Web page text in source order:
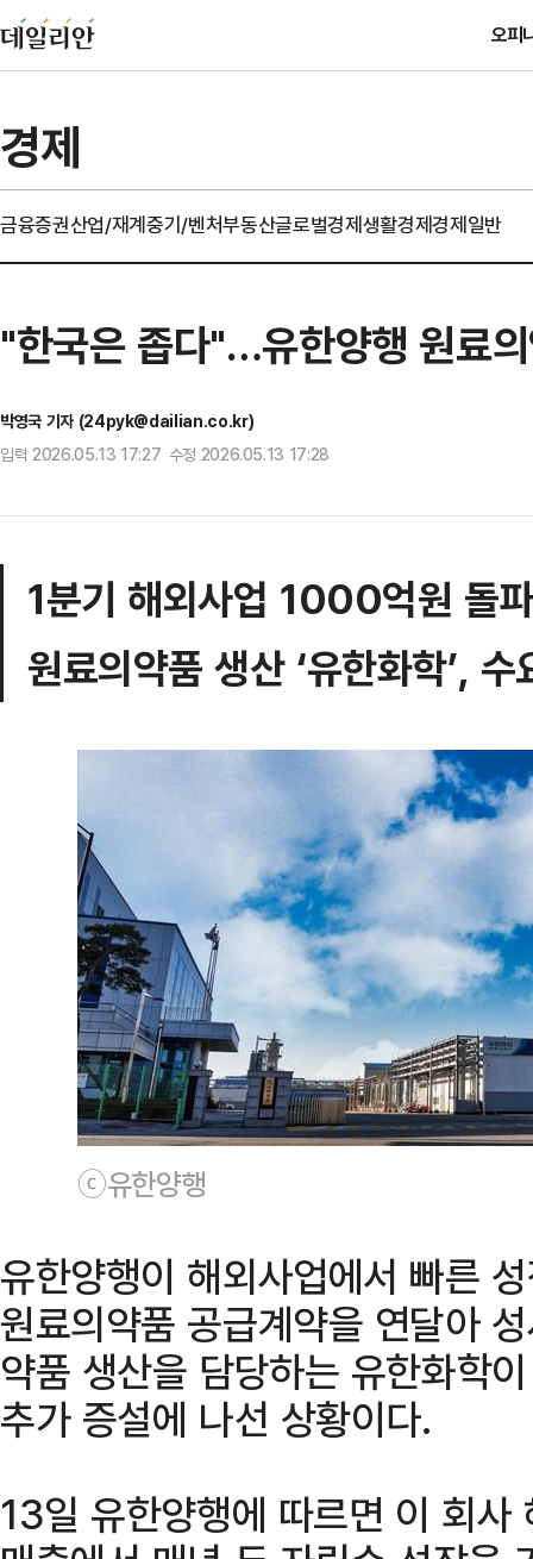
오피
경제
금융증권산업/재계중기/벤처부동산글로벌경제생활경제경제일반
"한국은 좁다"…유한양행 원료
박영국 기자 (24pyk@dailian.co.kr)
입력 2026.05.13 17:27 수정 2026.05.13 17:28
1분기 해외사업 1000억원 돌
원료의약품 생산 ‘유한화학’,
ⓒ유한양행
유한양행이 해외사업에서 빠른
원료의약품 공급계약을 연달아
약품 생산을 담당하는 유한화학
추가 증설에 나선 상황이다.
13일 유한양행에 따르면 이 회